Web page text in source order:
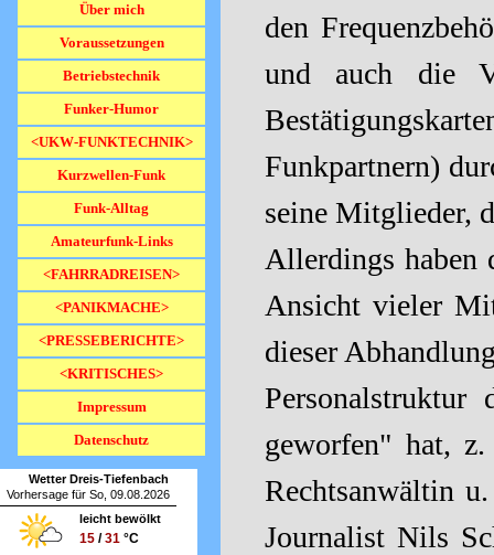
Über mich
Voraussetzungen
Betriebstechnik
Funker-Humor
<UKW-FUNKTECHNIK>
Kurzwellen-Funk
Funk-Alltag
Amateurfunk-Links
<FAHRRADREISEN>
▼
<PANIKMACHE>
▼
<PRESSEBERICHTE>
<KRITISCHES>
Impressum
Datenschutz
Wetter Dreis-Tiefenbach
Vorhersage für So, 09.08.2026
leicht bewölkt
15 /31 °C
den
und auch die
Funkpartnern)
seine Mitglieder,
Allerdings haben
Ansicht vieler
dieser
geworfen" hat, z.
Rechtsanwältin
Journalist Nils